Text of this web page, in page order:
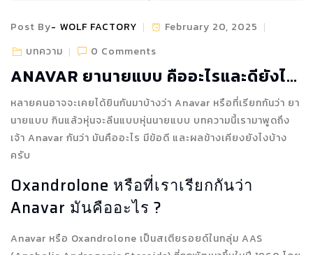
Post By WOLF FACTORY
February 20, 2025
บทความ
0 Comments
ANAVAR ยานายแบบ คืออะไรและดียังไง
?
หลายคนอาจจะเคยได้ยินกันมาบ้างว่า Anavar หรือที่เรียกกันว่า ยา
นายแบบ กินแล้วหุ่นจะลีนแบบหุ่นนายแบบ บทความนี้เรามาพูดถึง
เจ้า Anavar กันว่า มันคืออะไร มีข้อดี และผลข้างเคียงยังไงบ้าง
ครับ
Oxandrolone หรือที่เราเรียกกันว่า
Anavar มันคืออะไร ?
Anavar หรือ Oxandrolone เป็นสเตียรอยด์ในกลุ่ม AAS